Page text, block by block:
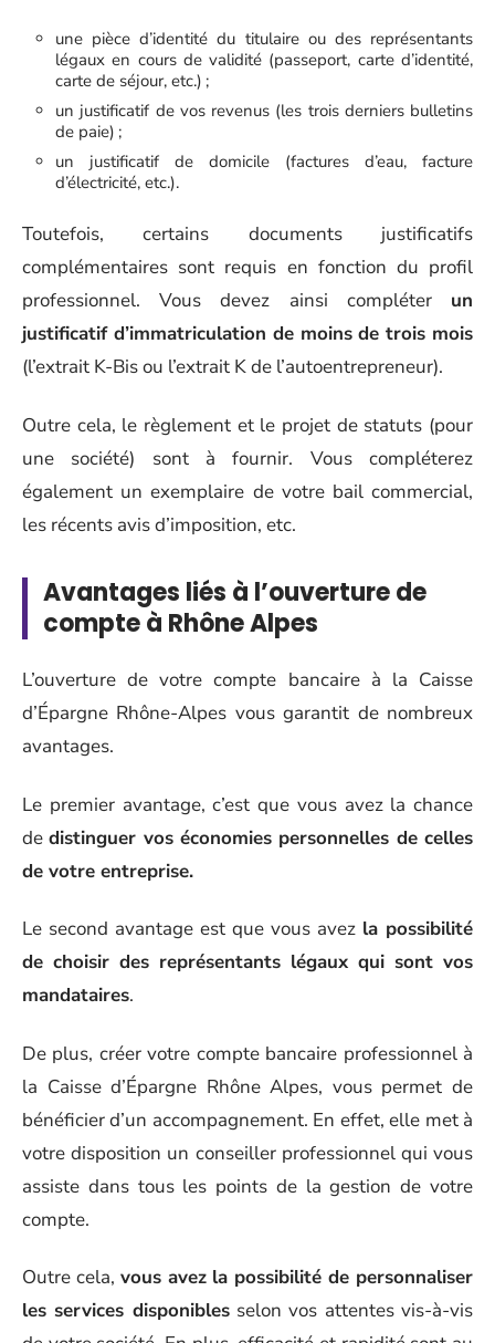
une pièce d’identité du titulaire ou des représentants
légaux en cours de validité (passeport, carte d’identité,
carte de séjour, etc.) ;
un justificatif de vos revenus (les trois derniers bulletins
de paie) ;
un justificatif de domicile (factures d’eau, facture
d’électricité, etc.).
Toutefois, certains documents justificatifs
complémentaires sont requis en fonction du profil
professionnel. Vous devez ainsi compléter un
justificatif d’immatriculation de moins de trois mois
(l’extrait K-Bis ou l’extrait K de l’autoentrepreneur).
Outre cela, le règlement et le projet de statuts (pour
une société) sont à fournir. Vous compléterez
également un exemplaire de votre bail commercial,
les récents avis d’imposition, etc.
Avantages liés à l’ouverture de
compte à Rhône Alpes
L’ouverture de votre compte bancaire à la Caisse
d’Épargne Rhône-Alpes vous garantit de nombreux
avantages.
Le premier avantage, c’est que vous avez la chance
dedistinguer vos économies personnelles de celles
de votre entreprise.
Le second avantage est que vous avez la possibilité
de choisir des représentants légaux qui sont vos
mandataires.
De plus, créer votre compte bancaire professionnel à
la Caisse d’Épargne Rhône Alpes, vous permet de
bénéficier d’un accompagnement. En effet, elle met à
votre disposition un conseiller professionnel qui vous
assiste dans tous les points de la gestion de votre
compte.
Outre cela, vous avez la possibilité de personnaliser
les services disponiblesselon vos attentes vis-à-vis